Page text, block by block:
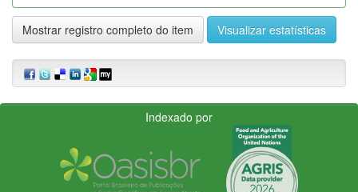
Mostrar registro completo do item Visualizar estatísticas
Indexado por